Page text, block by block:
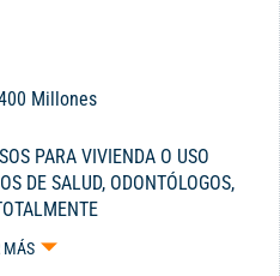
Millones
PARA VIVIENDA O USO
DE SALUD, ODONTÓLOGOS,
HIDRAULICAS,
MÁS